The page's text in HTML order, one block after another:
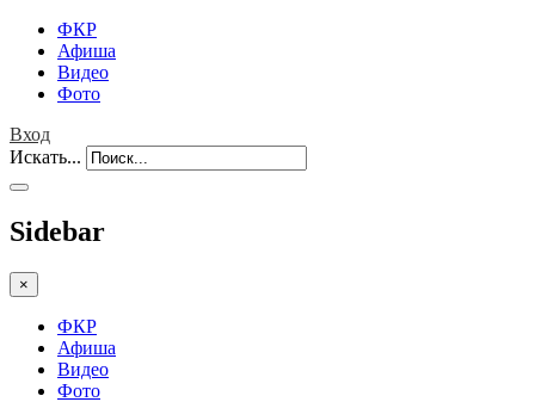
ФКР
Афиша
Видео
Фото
Вход
Искать...
Sidebar
×
ФКР
Афиша
Видео
Фото